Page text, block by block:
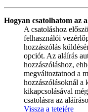
Hogyan csatolhatom az
A csatoláshoz
felhasználói
hozzászólás
opciót. Az aláírás
hozzászóláshoz,
megváltoztatnod a
hozzászólásoknál a
kikapcsolásával
csatolásra az
Vissza a tetejére